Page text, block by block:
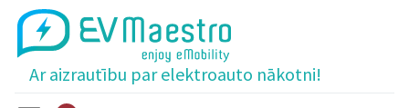
Ar aizrautību par elektroauto nākotni!